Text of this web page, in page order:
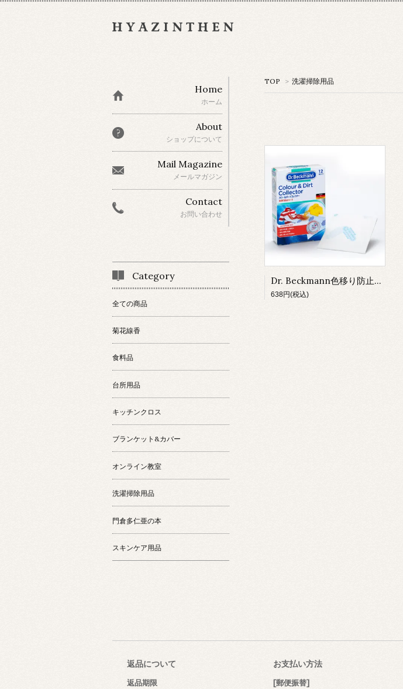
TOP > 洗濯掃除用品
Dr. Beckmann色移り防止シート
638円(税込)
Home
ホーム
About
ショップについて
Mail Magazine
メールマガジン
Contact
お問い合わせ
Category
全ての商品
菊花線香
食料品
台所用品
キッチンクロス
ブランケット&カバー
オンライン教室
洗濯掃除用品
門倉多仁亜の本
スキンケア用品
返品について
返品期限
お支払い方法
[郵便振替]